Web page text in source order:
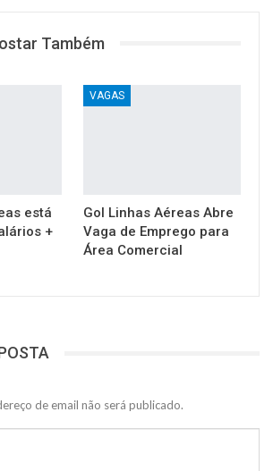
Também
está
+
VAGAS
Gol Linhas Aéreas Abre
Vaga de Emprego para
Área Comercial
de email não será publicado.